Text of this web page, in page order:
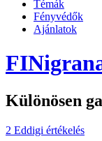
Témák
Fényvédők
Ajánlatok
Különösen
2 Eddigi értékelés